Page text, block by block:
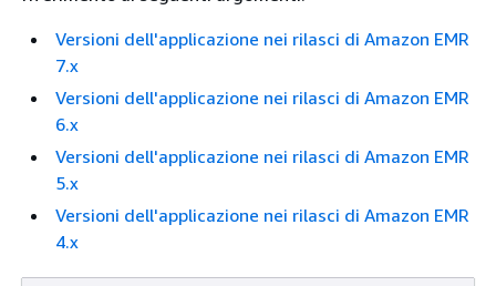
Versioni dell'applicazione nei rilasci di Amazon EMR
7.x
Versioni dell'applicazione nei rilasci di Amazon EMR
6.x
Versioni dell'applicazione nei rilasci di Amazon EMR
5.x
Versioni dell'applicazione nei rilasci di Amazon EMR
4.x